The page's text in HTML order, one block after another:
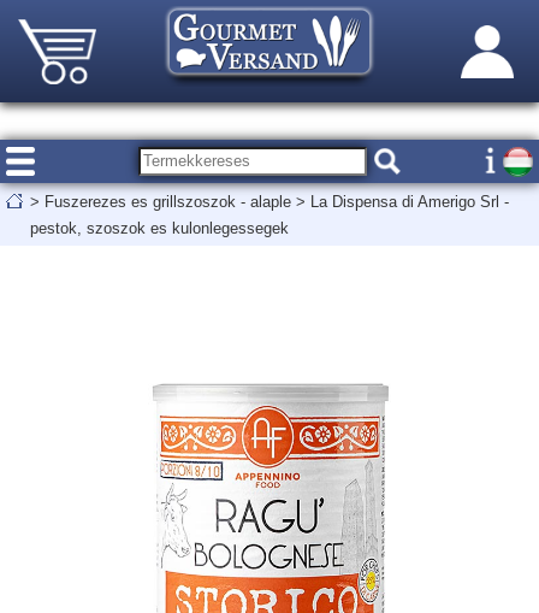
> Fuszerezes es grillszoszok - alaple > La Dispensa di Amerigo Srl -
pestok, szoszok es kulonlegessegek